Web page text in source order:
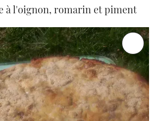
à l'oignon, romarin et piment